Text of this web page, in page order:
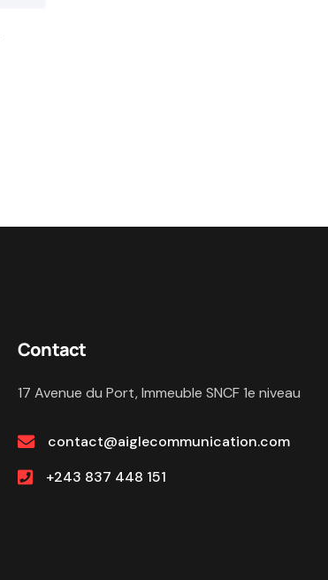
Contact
17 Avenue du Port, Immeuble SNCF 1e niveau
contact@aiglecommunication.com
+243 837 448 151